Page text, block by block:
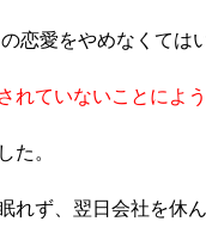
恋愛をやめなくては
ていないことによ
た。
ず、翌日会社を休ん